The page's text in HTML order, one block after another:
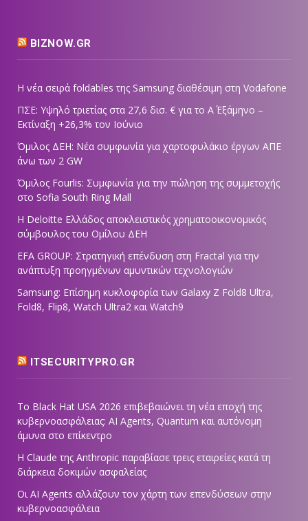
BIZNOW.GR
Η νέα σειρά foldables της Samsung διαθέσιμη στη Vodafone
ΠΣΕ: Υψηλό τριετίας στα 27,6 δισ. € για το Α΄ Εξάμηνο –
Εκτίναξη +26,3% τον Ιούνιο
Όμιλος ΔΕΗ: Νέα συμφωνία για χαρτοφυλάκιο έργων ΑΠΕ
άνω των 2 GW
Όμιλος Fourlis: Συμφωνία για την πώληση της συμμετοχής
στο Sofia South Ring Mall
Η Deloitte Ελλάδος αποκλειστικός χρηματοοικονομικός
σύμβουλος του Ομίλου ΔΕΗ
EFA GROUP: Στρατηγική επένδυση στη Fractal για την
ανάπτυξη προηγμένων αμυντικών τεχνολογιών
Samsung: Επίσημη κυκλοφορία των Galaxy Z Fold8 Ultra,
Fold8, Flip8, Watch Ultra2 και Watch9
ITSECURITYPRO.GR
Το Black Hat USA 2026 επιβεβαιώνει τη νέα εποχή της
κυβερνοασφάλειας: AI Agents, Quantum και αυτόνομη
άμυνα στο επίκεντρο
Η Claude της Anthropic παραβίασε τρεις εταιρείες κατά τη
διάρκεια δοκιμών ασφαλείας
Οι AI Agents αλλάζουν τον χάρτη των επενδύσεων στην
κυβερνοασφάλεια